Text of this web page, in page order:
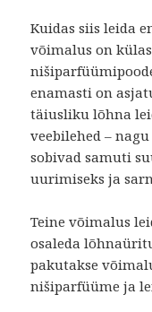
Kuidas siis leida
võimalus on
enamasti on
täiusliku lõhna
veebilehed –
sobivad samuti
uurimiseks ja
Teine võimalus
osaleda
pakutakse
nišiparfüüme ja